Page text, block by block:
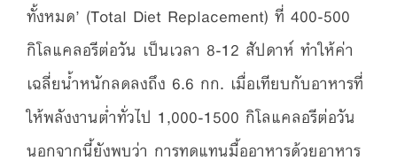
ทั้งหมด’ (Total Diet Replacement) ที่ 400-500
กิโลแคลอรีต่อวัน เป็นเวลา 8-12 สัปดาห์ ทำให้ค่า
เฉลี่ยน้ำหนักลดลงถึง 6.6 กก. เมื่อเทียบกับอาหารที่
ให้พลังงานต่ำทั่วไป 1,000-1500 กิโลแคลอรีต่อวัน
นอกจากนี้ยังพบว่า การทดแทนมื้ออาหารด้วยอาหาร